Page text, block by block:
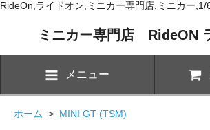
RideOn,ライドオン,ミニカー専門店,ミニカー,1/
ミニカー専門店 RideON
メニュー
ホーム > MINI GT (TSM)